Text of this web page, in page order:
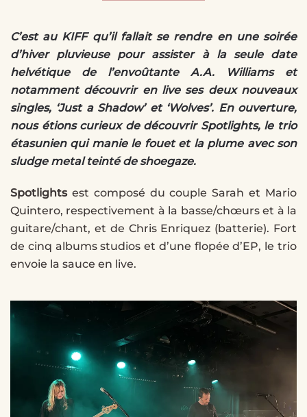
C’est au KIFF qu’il fallait se rendre en une soirée
d’hiver pluvieuse pour assister à la seule date
helvétique de l’envoûtante A.A. Williams et
notamment découvrir en live ses deux nouveaux
singles, ‘Just a Shadow’ et ‘Wolves’. En ouverture,
nous étions curieux de découvrir Spotlights, le trio
étasunien qui manie le fouet et la plume avec son
sludge metal teinté de shoegaze.
Spotlightsest composé du couple Sarah et Mario
Quintero, respectivement à la basse/chœurs et à la
guitare/chant, et de Chris Enriquez (batterie). Fort
de cinq albums studios et d’une flopée d’EP, le trio
envoie la sauce en live.